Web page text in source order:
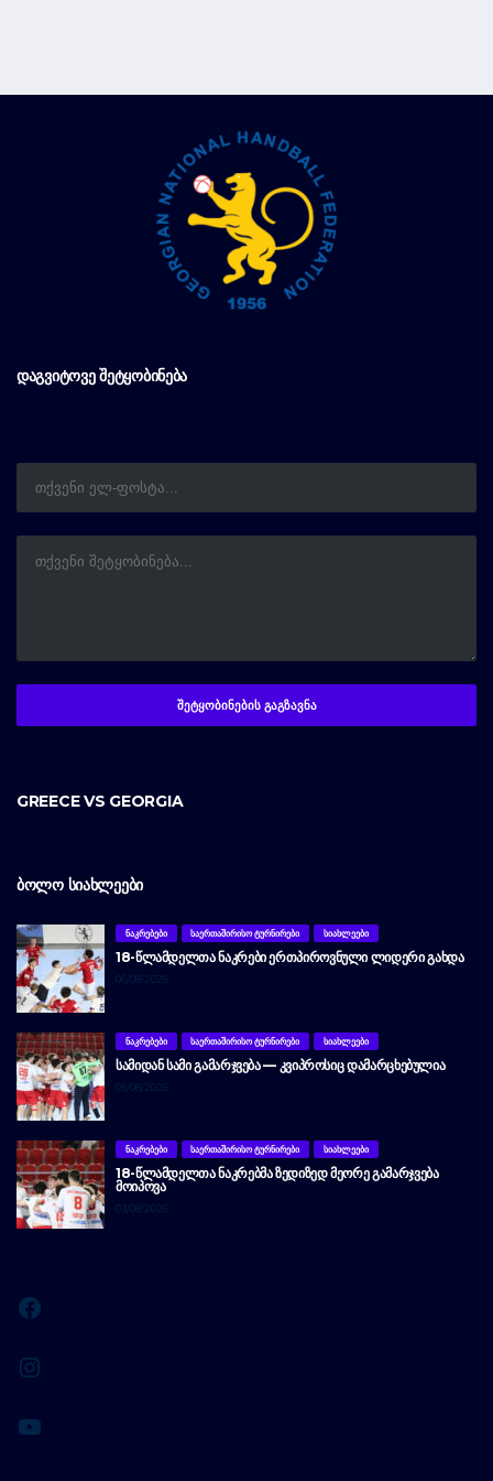
ᲓᲐᲒᲕᲘᲢᲝᲕᲔ ᲨᲔᲢᲧᲝᲑᲘᲜᲔᲑᲐ
GREECE VS GEORGIA
ᲑᲝᲚᲝ ᲡᲘᲐᲮᲚᲔᲔᲑᲘ
ᲜᲐᲙᲠᲔᲑᲔᲑᲘ ᲡᲐᲔᲠᲗᲐᲨᲘᲠᲘᲡᲝ ᲢᲣᲠᲜᲘᲠᲔᲑᲘ ᲡᲘᲐᲮᲚᲔᲔᲑᲘ
18-ᲬᲚᲐᲛᲓᲔᲚᲗᲐ ᲜᲐᲙᲠᲔᲑᲘ ᲔᲠᲗᲞᲘᲠᲝᲕᲜᲣᲚᲘ ᲚᲘᲓᲔᲠᲘ ᲒᲐᲮᲓᲐ
06/08/2026
ᲜᲐᲙᲠᲔᲑᲔᲑᲘ ᲡᲐᲔᲠᲗᲐᲨᲘᲠᲘᲡᲝ ᲢᲣᲠᲜᲘᲠᲔᲑᲘ ᲡᲘᲐᲮᲚᲔᲔᲑᲘ
ᲡᲐᲛᲘᲓᲐᲜ ᲡᲐᲛᲘ ᲒᲐᲛᲐᲠᲯᲕᲔᲑᲐ — ᲙᲕᲘᲞᲠᲝᲡᲘᲪ ᲓᲐᲛᲐᲠᲪᲮᲔᲑᲣᲚᲘᲐ
05/08/2026
ᲜᲐᲙᲠᲔᲑᲔᲑᲘ ᲡᲐᲔᲠᲗᲐᲨᲘᲠᲘᲡᲝ ᲢᲣᲠᲜᲘᲠᲔᲑᲘ ᲡᲘᲐᲮᲚᲔᲔᲑᲘ
18-ᲬᲚᲐᲛᲓᲔᲚᲗᲐ ᲜᲐᲙᲠᲔᲑᲛᲐ ᲖᲔᲓᲘᲖᲔᲓ ᲛᲔᲝᲠᲔ ᲒᲐᲛᲐᲠᲯᲕᲔᲑᲐ
ᲛᲝᲘᲞᲝᲕᲐ
03/08/2026
Facebook
Instagram
YouTube